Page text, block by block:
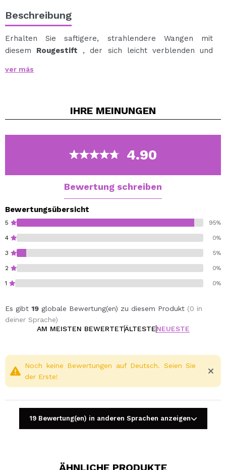
Beschreibung
Erhalten Sie saftigere, strahlendere Wangen mit
diesem Rougestift , der sich leicht verblenden und
Es gleitet superleicht.
Versuchen Sie, die Farbtöne zu mischen und
Farbe zu kreieren.
ver más
IHRE MEINUNGEN
4.90
Bewertung schreiben
Bewertungsübersicht
5 95%
4 0%
3 5%
2 0%
1 0%
Es gibt 19 globale Bewertung(en) zu diesem Produkt (0 in
deiner Sprache)
AM MEISTEN BEWERTETÄLTESTENEUESTE
Noch keine Bewertungen auf Deutsch. Seien Sie
der Erste!
19 Bewertung(en) in anderen Sprachen anzeigen
ÄHNLICHE PRODUKTE